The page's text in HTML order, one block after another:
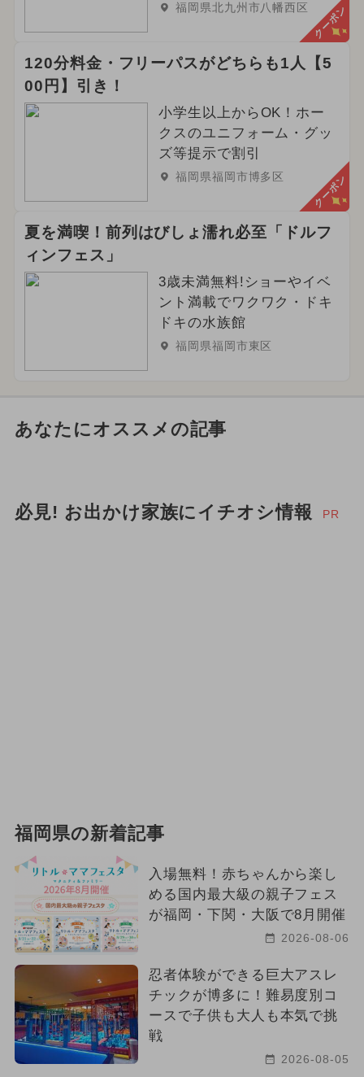
福岡県北九州市八幡西区 クーポン
120分料金・フリーパスがどちらも1人【5
00円】引き！
小学生以上からOK！ホー
クスのユニフォーム・グッ
ズ等提示で割引
福岡県福岡市博多区 クーポン
夏を満喫！前列はびしょ濡れ必至「ドルフ
ィンフェス」
3歳未満無料!ショーやイベ
ント満載でワクワク・ドキ
ドキの水族館
福岡県福岡市東区
あなたにオススメの記事
必見! お出かけ家族にイチオシ情報 PR
福岡県の新着記事
入場無料！赤ちゃんから楽し
める国内最大級の親子フェス
が福岡・下関・大阪で8月開催
2026-08-06
忍者体験ができる巨大アスレ
チックが博多に！難易度別コ
ースで子供も大人も本気で挑
戦
2026-08-05